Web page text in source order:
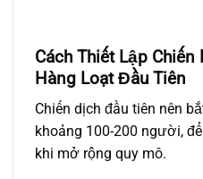
Cách Thiết Lập
Hàng Loạt Đầu Tiên
Chiến dịch đầu tiên nên
khoảng 100-200 người,
khi mở rộng quy mô.